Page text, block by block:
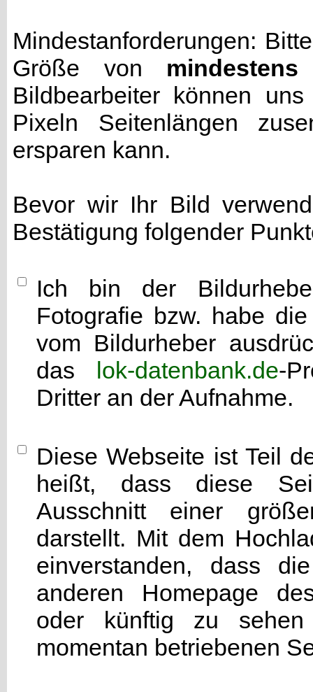
Mindestanforderungen:
Größe von
Bildbearbeiter können
Pixeln Seitenlängen
ersparen kann.
Bevor wir Ihr Bild
Bestätigung folgender
Ich bin der
Fotografie bzw. habe
vom Bildurheber
das lok-datenbank.de-
Dritter an der Aufnahme.
Diese Webseite ist Teil
heißt, dass diese
Ausschnitt einer
darstellt. Mit dem
einverstanden, dass
anderen Homepage
oder künftig zu
momentan betriebenen